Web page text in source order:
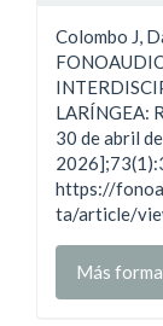
Colombo J,
LARÍNGEA:
30 de abril
https://
ta/article/
Más